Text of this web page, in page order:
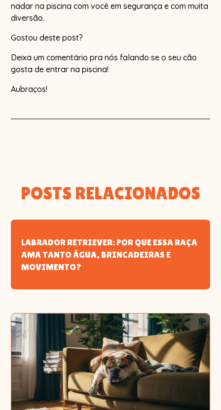
nadar na piscina com você em segurança e com muita
diversão.
Gostou deste post?
Deixa um comentário pra nós falando se o seu cão
gosta de entrar na piscina!
Aubraços!
POSTS RELACIONADOS
LABRADOR RETRIEVER: POR QUE ESSA RAÇA
AMA TANTO ÁGUA, BRINCADEIRAS E
MOVIMENTO?